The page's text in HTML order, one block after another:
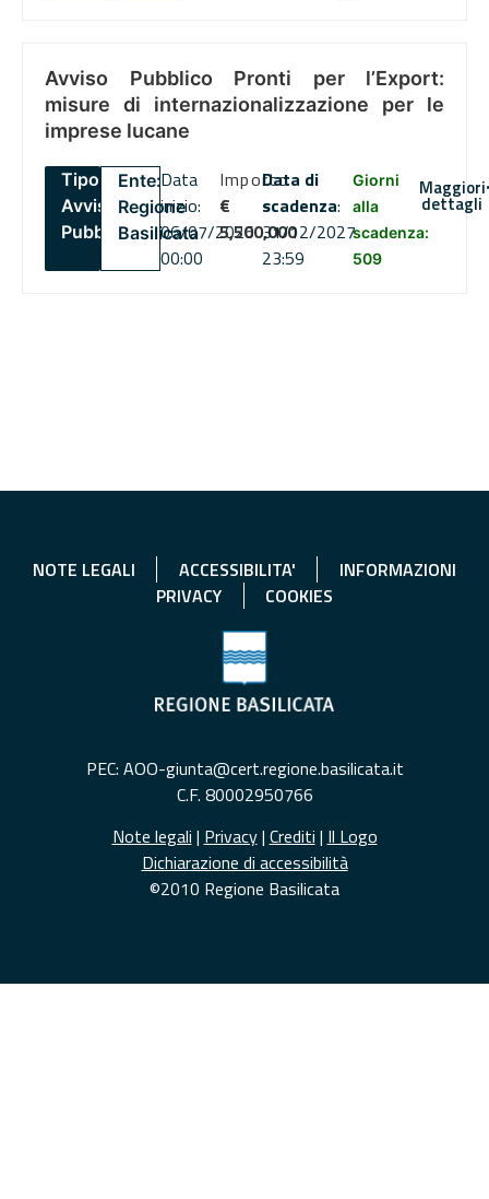
Avviso Pubblico Pronti per l’Export:
misure di internazionalizzazione per le
imprese lucane
Tipo:
Avviso
Pubblico
Ente:
Regione
Basilicata
Data
inizio:
06/07/2026
00:00
Importo
€
5,500,000
Data di
scadenza:
31/12/2027
23:59
Giorni
alla
scadenza:
509
Maggiori
dettagli
NOTE LEGALI ACCESSIBILITA'
INFORMAZIONI
PRIVACY
COOKIES
PEC: AOO-giunta@cert.regione.basilicata.it
C.F. 80002950766
Note legali | Privacy| Crediti | Il Logo
Dichiarazione di accessibilità
©2010 Regione Basilicata